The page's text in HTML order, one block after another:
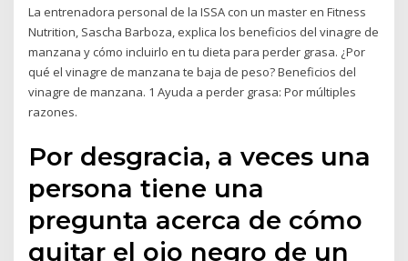
La entrenadora personal de la ISSA con un master en Fitness
Nutrition, Sascha Barboza, explica los beneficios del vinagre de
manzana y cómo incluirlo en tu dieta para perder grasa. ¿Por
qué el vinagre de manzana te baja de peso? Beneficios del
vinagre de manzana. 1 Ayuda a perder grasa: Por múltiples
razones.
Por desgracia, a veces una
persona tiene una
pregunta acerca de cómo
quitar el ojo negro de un